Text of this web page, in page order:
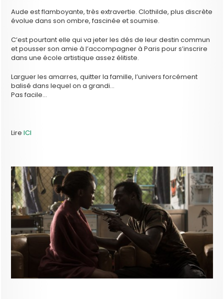
Aude est flamboyante, très extravertie. Clothilde, plus discrète
évolue dans son ombre, fascinée et soumise.
C’est pourtant elle qui va jeter les dés de leur destin commun
et pousser son amie à l’accompagner à Paris pour s’inscrire
dans une école artistique assez élitiste.
Larguer les amarres, quitter la famille, l’univers forcément
balisé dans lequel on a grandi…
Pas facile…
LireICI